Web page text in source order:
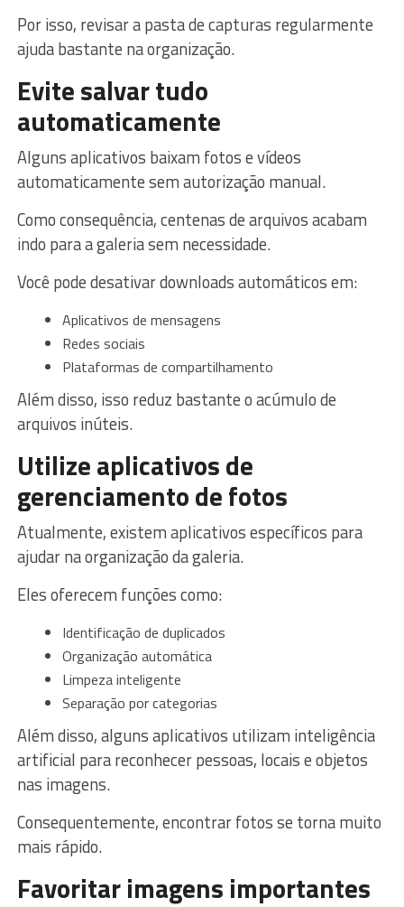
Por isso, revisar a pasta de capturas regularmente
ajuda bastante na organização.
Evite salvar tudo
automaticamente
Alguns aplicativos baixam fotos e vídeos
automaticamente sem autorização manual.
Como consequência, centenas de arquivos acabam
indo para a galeria sem necessidade.
Você pode desativar downloads automáticos em:
Aplicativos de mensagens
Redes sociais
Plataformas de compartilhamento
Além disso, isso reduz bastante o acúmulo de
arquivos inúteis.
Utilize aplicativos de
gerenciamento de fotos
Atualmente, existem aplicativos específicos para
ajudar na organização da galeria.
Eles oferecem funções como:
Identificação de duplicados
Organização automática
Limpeza inteligente
Separação por categorias
Além disso, alguns aplicativos utilizam inteligência
artificial para reconhecer pessoas, locais e objetos
nas imagens.
Consequentemente, encontrar fotos se torna muito
mais rápido.
Favoritar imagens importantes